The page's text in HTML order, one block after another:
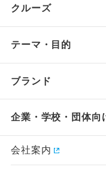
クルーズ
テーマ・目的
ブランド
企業・学校・団体向
会社案内